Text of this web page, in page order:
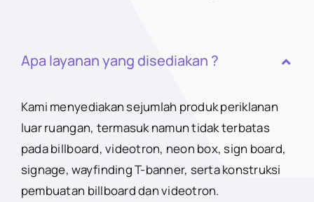
Apa layanan yang disediakan ?
Kami menyediakan sejumlah produk periklanan
luar ruangan, termasuk namun tidak terbatas
pada billboard, videotron, neon box, sign board,
signage, wayfinding T-banner, serta konstruksi
pembuatan billboard dan videotron.